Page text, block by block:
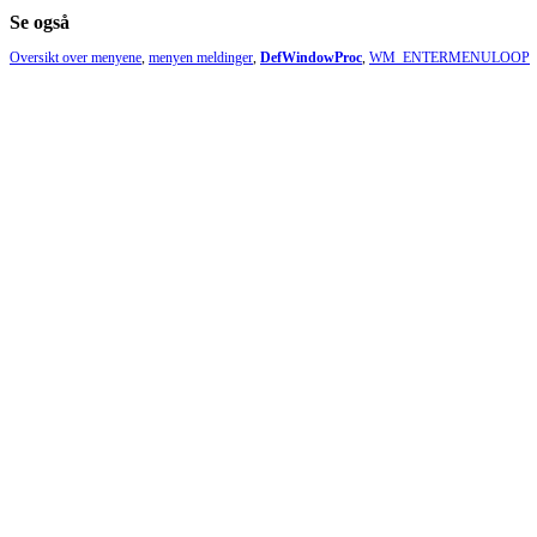
Se også
Oversikt over menyene, menyen meldinger, DefWindowProc, WM_ENTERMENULOOP